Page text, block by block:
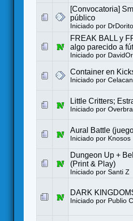
[Convocatoria]
público
Iniciado por
FREAK BALL y
algo parecido a
Iniciado por
Container en
Iniciado por
Little Critters;
Iniciado por
Aural Battle
Iniciado por Knosos
Dungeon Up +
(Print & Play)
Iniciado por Santi Z
DARK
Iniciado por Publio